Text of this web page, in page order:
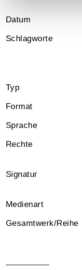
Datum
Schlagworte
Typ
Format
Sprache
Rechte
Signatur
Medienart
Gesamtwerk/Reihe